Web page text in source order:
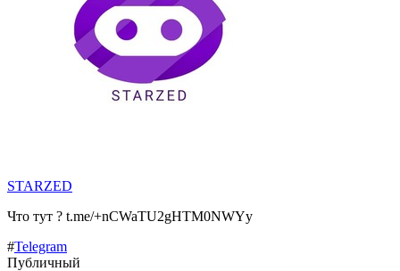
STARZED
Что тут ? t.me/+nCWaTU2gHTM0NWYy
#Telegram
Публичный